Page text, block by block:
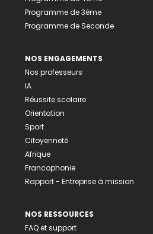
Programme de 3ème
Programme de Seconde
NOS ENGAGEMENTS
Nos professeurs
IA
Réussite scolaire
Orientation
Sport
Citoyenneté
Afrique
Francophonie
Rapport - Entreprise à mission
NOS RESSOURCES
FAQ et support